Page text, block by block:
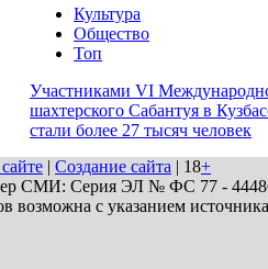
Культура
Общество
Топ
Участниками VI
шахтерского Сабантуя в
стали более 27 тысяч человек
| Создание сайта | 18+
СМИ: Серия ЭЛ № ФС 77 - 44486
возможна с указанием